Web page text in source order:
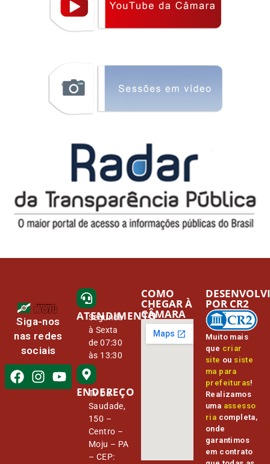
Siga-nos
nas redes
sociais
ATENDIMENTO
Segunda
à Sexta
de 07:30
às 13:30
ENDEREÇO
Tv Da
Saudade,
150 –
Centro –
Moju – PA
– CEP:
COMO
CHEGAR À
CÂMARA
Muito mais
que criar
site ou siste
ma para
prefeituras!
Realizamos
uma assesso
ria completa,
onde
garantimos
em contrato
POR CR2